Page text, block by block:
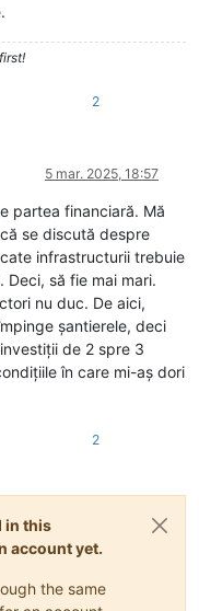
2
5 mar. 2025, 18:57
partea financiară. Mă
se discută despre
infrastructurii trebuie
Deci, să fie mai mari.
nu duc. De aici,
șantierele, deci
de 2 spre 3
în care mi-aș dori
2
in this
account yet.
the same